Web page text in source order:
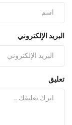
البريد الإلكتروني
تعليق